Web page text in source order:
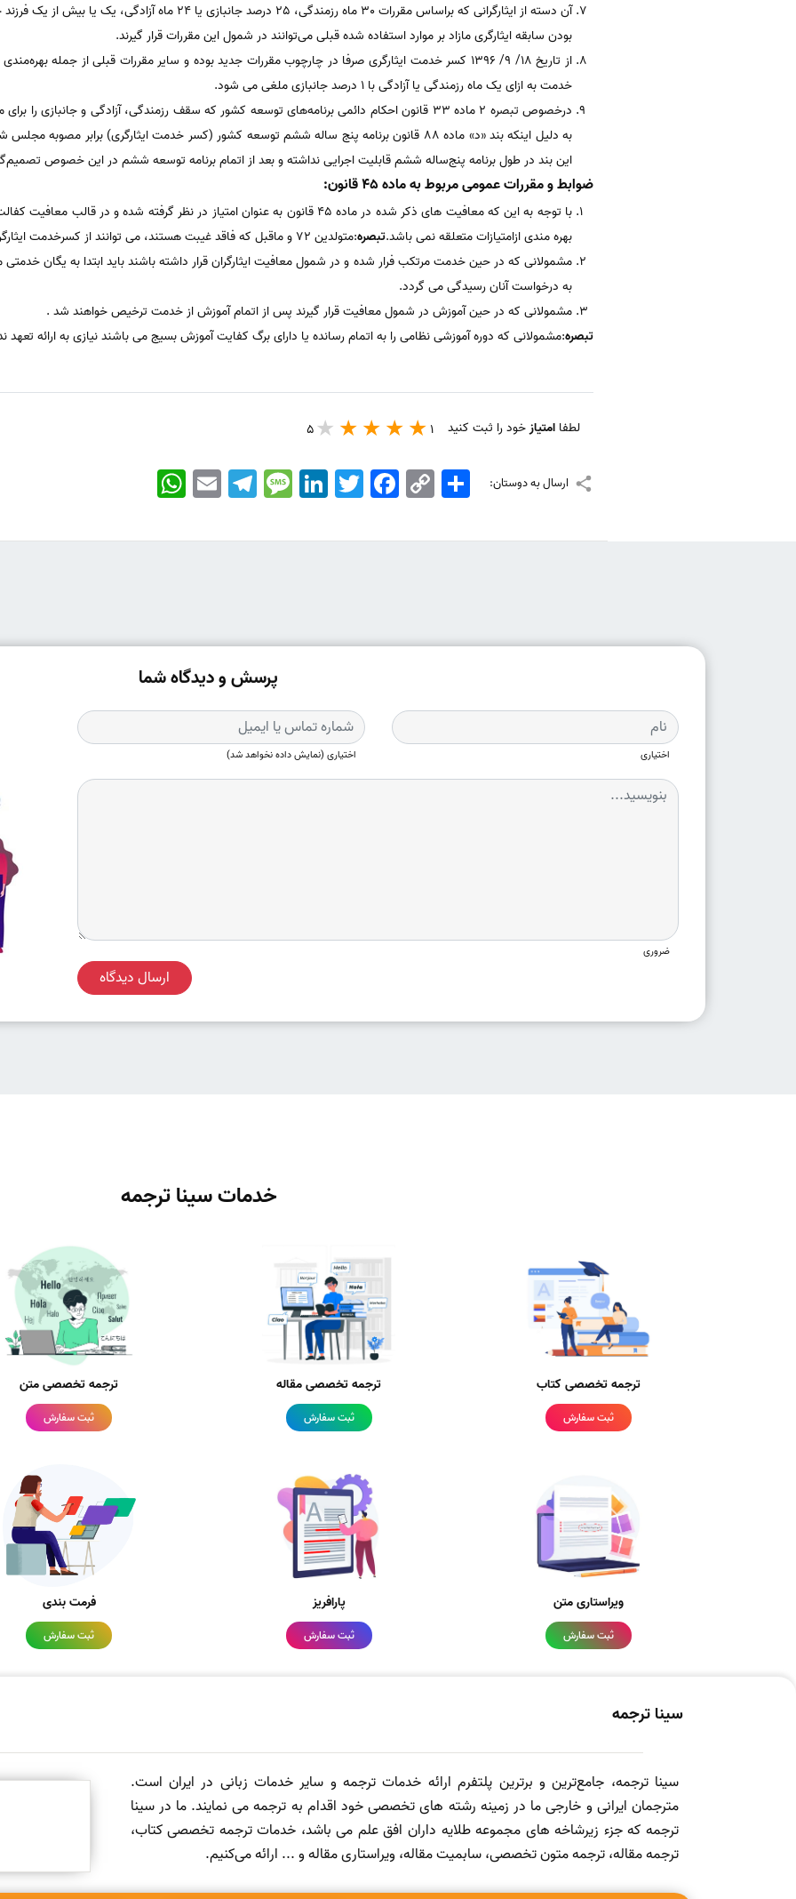
آن دسته از ایثارگرانی که براساس مقررات 30 ماه رزمندگی، 25 درصد
بودن سابقه ایثارگری مازاد بر موارد استفاده شده‌ قبلی می‌توانند در شمول این مقررات قرار گیرند.
خدمت به ازای یک ماه رزمندگی یا آزادگی با 1 درصد جانبازی ملغی می‌ شود.
درخصوص تبصره 2 ماده 33 قانون احکام دائمی برنامه‌های توسعه کشور که سقف رزمندگی، آزادگی و جانبازی
به دلیل اینکه بند «د» ماده 88 قانون برنامه پنج ساله ششم توسعه کشور (کسر خدمت ایثارگری) برابر
این بند در طول برنامه پنج‌ساله ششم قابلیت اجرایی نداشته و بعد از اتمام برنامه توسعه ششم در این خصوص
ضوابط و مقررات عمومی مربوط به ماده 45 قانون:
با توجه به این که معافیت های ذکر شده در ماده 45 قانون به عنوان امتیاز در نظر گرفته شده و
بهره مندی ازامتیازات متعلقه نمی باشد.تبصره:متولدین 72 و ماقبل که فاقد غیبت هستند، می توانند از کسرخدمت ایثارگری استفاده کنند.
مشمولانی که در حین خدمت مرتکب فرار شده و در شمول معافیت ایثارگران قرار داشته باشند باید ابتدا به یگان
به درخواست آنان رسیدگی می گردد.
مشمولانی که در حین آموزش در شمول معافیت قرار گیرند پس از اتمام آموزش از خدمت ترخیص خواهند شد .
تبصره:مشمولانی که دوره آموزشی نظامی را به اتمام رسانده یا دارای برگ کفایت آموزش بسیج می باشند نیازی به ارائه تعهد
لطفا امتیازخود را ثبت کنید 1
5
ارسال به دوستان: WhatsApp EmailTelegramMessageLinkedIn TwitterFacebook Copy
Link
اشتراک
پرسش و دیدگاه شما
اختیاری اختیاری (نمایش داده نخواهد شد)
ضروری
ارسال دیدگاه
خدمات سینا ترجمه
ترجمه تخصصی کتاب
ثبت سفارش
ترجمه تخصصی مقاله
ثبت سفارش
ترجمه تخصصی متن
ثبت سفارش
ویراستاری متن
ثبت سفارش
پارافریز
ثبت سفارش
فرمت بندی
ثبت سفارش
سینا ترجمه
سینا ترجمه، جامع‌ترین و برترین پلتفرم ارائه خدمات ترجمه و سایر خدمات زبانی در ایران است.
مترجمان ایرانی و خارجی ما در زمینه رشته های تخصصی خود اقدام به ترجمه می نمایند. ما در سینا
ترجمه که جزء زیرشاخه های مجموعه طلایه داران افق علم می باشد، خدمات ترجمه تخصصی کتاب،
ترجمه مقاله، ترجمه متون تخصصی، سابمیت مقاله، ویراستاری مقاله و ... ارائه می‌کنیم.